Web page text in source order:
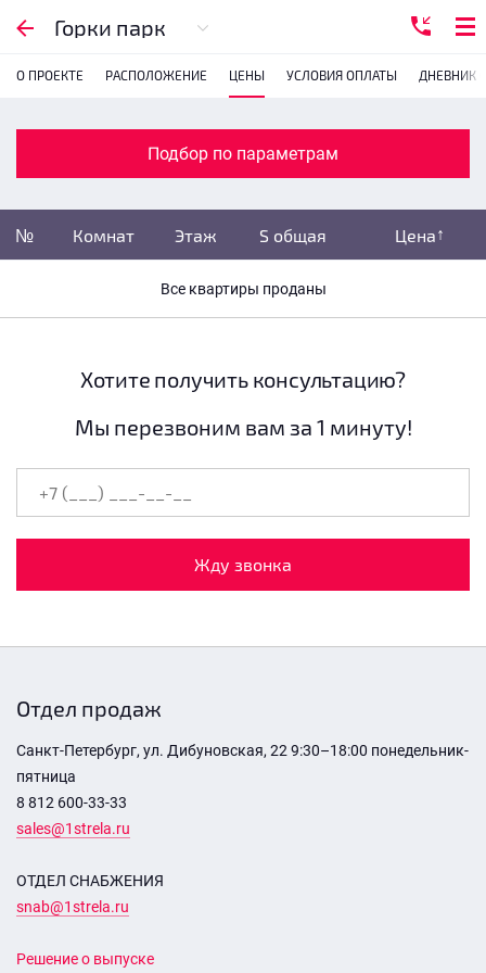
Горки парк
О ПРОЕКТЕ РАСПОЛОЖЕНИЕ ЦЕНЫ УСЛОВИЯ ОПЛАТЫ ДНЕВНИК
Подбор по параметрам
№ Комнат Этаж S общая Цена
Все квартиры проданы
Подбор по параметрам
1
Убрать переуступки
S общая не указана
все этажи
Хотите получить консультацию?
Мы перезвоним вам за 1 минуту!
Жду звонка
Отдел продаж
Санкт-Петербург, ул. Дибуновская, 22 9:30–18:00 понедельник-
пятница
8 812 600-33-33
sales@1strela.ru
ОТДЕЛ СНАБЖЕНИЯ
snab@1strela.ru
Решение о выпуске